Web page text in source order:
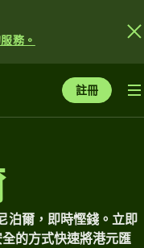
務。
註冊
泊爾，即時慳錢。立即
的方式快速將港元匯